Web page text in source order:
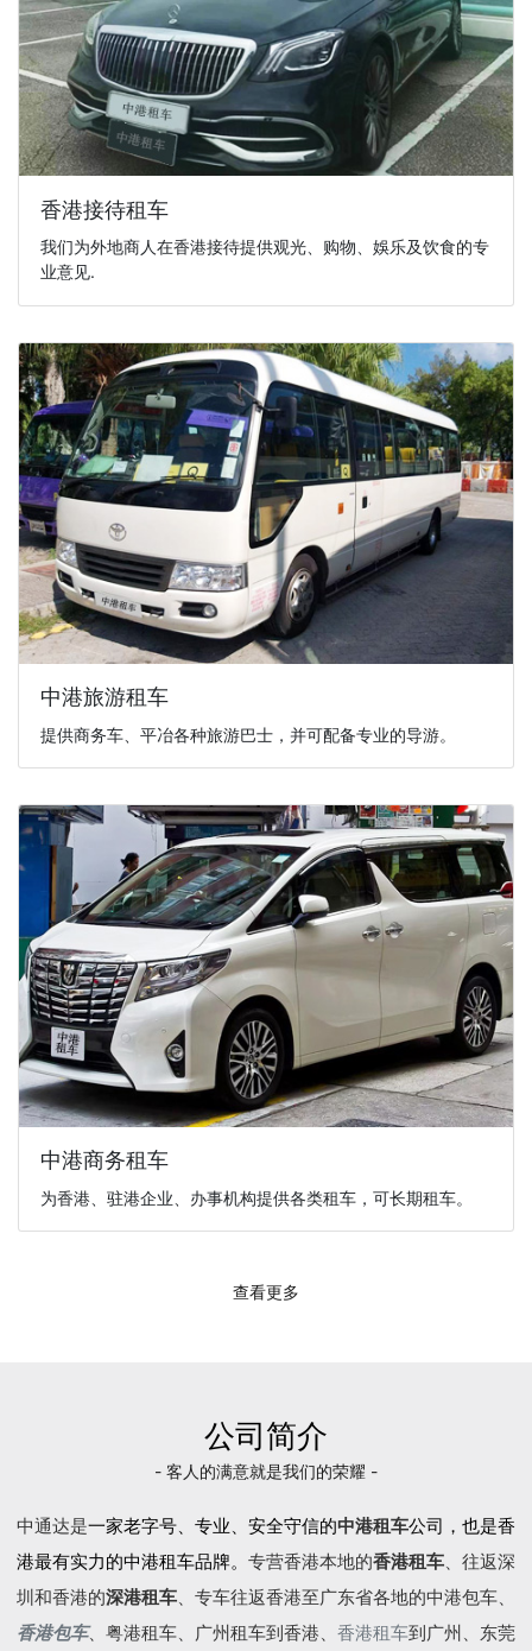
香港接待租车
我们为外地商人在香港接待提供观光、购物、娛乐及饮食的专
业意见.
中港旅游租车
提供商务车、平冶各种旅游巴士，并可配备专业的导游。
中港商务租车
为香港、驻港企业、办事机构提供各类租车，可长期租车。
查看更多
公司简介
- 客人的满意就是我们的荣耀 -
中通达是一家老字号、专业、安全守信的中港租车公司，也是香
港最有实力的中港租车品牌。 专营香港本地的香港租车、往返深
圳和香港的深港租车、专车往返香港至广东省各地的中港包车、
香港包车、 粤港租车、广州租车到香港、 香港租车到广州、东莞